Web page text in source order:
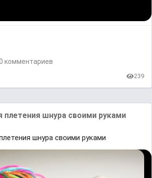
комментариев
239
плетения шнура своими руками
шнура своими руками